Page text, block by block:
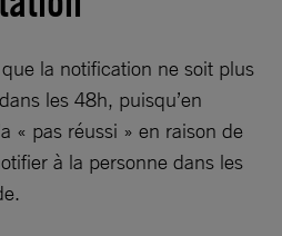
la notification ne soit plus
les 48h, puisqu’en
« pas réussi » en raison de
à la personne dans les